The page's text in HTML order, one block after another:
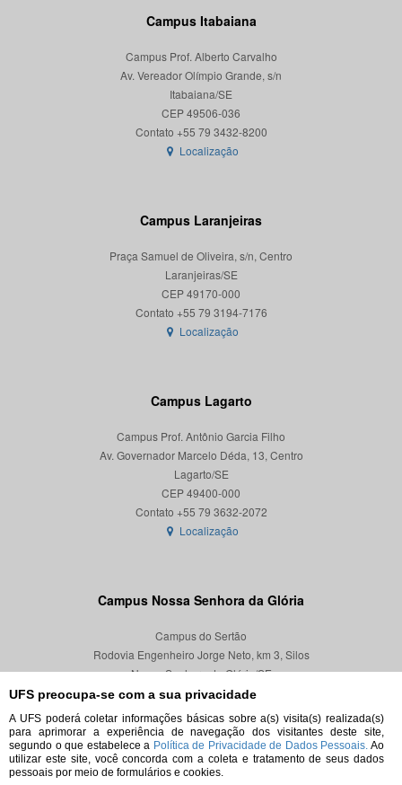
UFS preocupa-se com a sua privacidade
A UFS poderá coletar informações básicas sobre a(s) visita(s) realizada(s)
para aprimorar a experiência de navegação dos visitantes deste site,
segundo o que estabelece a Política de Privacidade de Dados Pessoais. Ao
utilizar este site, você concorda com a coleta e tratamento de seus dados
pessoais por meio de formulários e cookies.
Campus Itabaiana
Campus Prof. Alberto Carvalho
Av. Vereador Olímpio Grande, s/n
Itabaiana/SE
CEP 49506-036
Localização
Campus Laranjeiras
Praça Samuel de Oliveira, s/n, Centro
Laranjeiras/SE
CEP 49170-000
Localização
Campus Lagarto
Campus Prof. Antônio Garcia Filho
Av. Governador Marcelo Déda, 13, Centro
Lagarto/SE
CEP 49400-000
Localização
Campus Nossa Senhora da Glória
Campus do Sertão
Rodovia Engenheiro Jorge Neto, km 3, Silos
Nossa Senhora da Glória/SE
CEP 49680-000
Localização